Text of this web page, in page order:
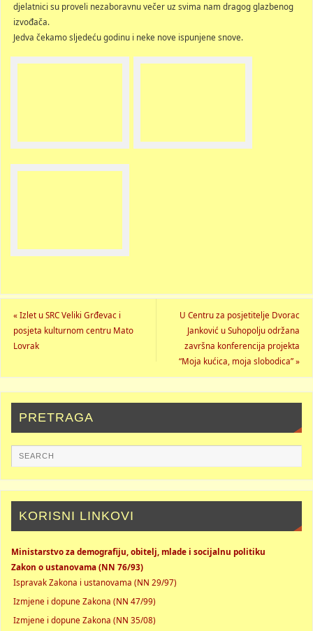
djelatnici su proveli nezaboravnu večer uz svima nam dragog glazbenog
izvođača.
Jedva čekamo sljedeću godinu i neke nove ispunjene snove.
«Izlet u SRC Veliki Grđevac i
posjeta kulturnom centru Mato
Lovrak
U Centru za posjetitelje Dvorac
Janković u Suhopolju održana
završna konferencija projekta
“Moja kućica, moja slobodica”»
PRETRAGA
KORISNI LINKOVI
Ministarstvo za demografiju, obitelj, mlade i socijalnu politiku
Zakon o ustanovama (NN 76/93)
Ispravak Zakona i ustanovama (NN 29/97)
Izmjene i dopune Zakona (NN 47/99)
Izmjene i dopune Zakona (NN 35/08)